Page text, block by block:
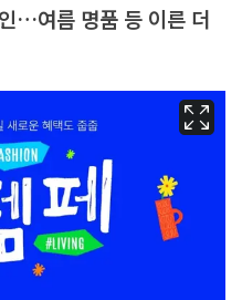
…여름 명품 등 이른 더